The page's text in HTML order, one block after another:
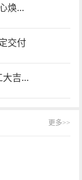
创新驱动发展：惠和技术研发中心焕新启用
交付
开新程 启新章｜2026，惠和开工大吉！
更多>>